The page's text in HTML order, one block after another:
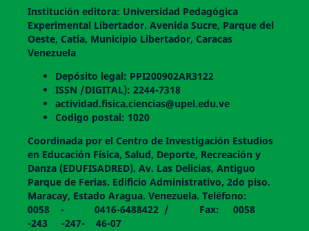
Institución editora: Universidad Pedagógica
Experimental Libertador. Avenida Sucre, Parque del
Oeste, Catia, Municipio Libertador, Caracas
Venezuela
Depósito legal: PPI200902AR3122
ISSN /DIGITAL): 2244-7318
actividad.fisica.ciencias@upel.edu.ve
Codigo postal: 1020
Coordinada por el Centro de Investigación Estudios
en Educación Física, Salud, Deporte, Recreación y
Danza (EDUFISADRED). Av. Las Delicias, Antiguo
Parque de Ferias. Edificio Administrativo, 2do piso.
Maracay, Estado Aragua. Venezuela. Teléfono:
0058 - 0416-6488422 / Fax: 0058
-243 -247- 46-07